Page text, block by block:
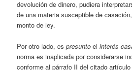
devolución de dinero, pudiera
de una materia susceptible de
monto de ley.
Por otro lado, espresunto elinterés
norma es inaplicada por considerarse
conforme al párrafo II del citado